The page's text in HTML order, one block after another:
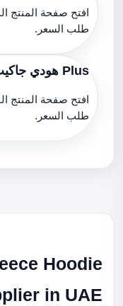
افتح صفحة المنتج
طلب السعر.
Plus هودي جاكيت الإمارات
افتح صفحة المنتج
طلب السعر.
Hoodie
in UAE